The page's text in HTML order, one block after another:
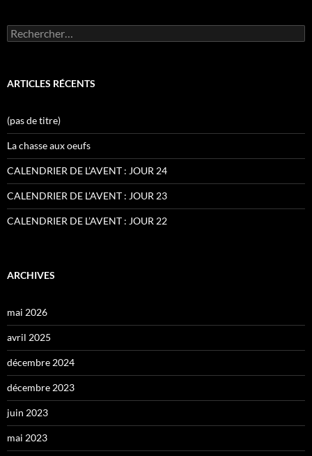
Rechercher :
ARTICLES RÉCENTS
(pas de titre)
La chasse aux oeufs
CALENDRIER DE L’AVENT : JOUR 24
CALENDRIER DE L’AVENT : JOUR 23
CALENDRIER DE L’AVENT : JOUR 22
ARCHIVES
mai 2026
avril 2025
décembre 2024
décembre 2023
juin 2023
mai 2023